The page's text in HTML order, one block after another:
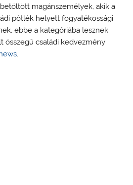
magánszemélyek, akik a
pótlék helyett fogyatékossági
ebbe a kategóriába lesznek
összegű családi kedvezmény
.